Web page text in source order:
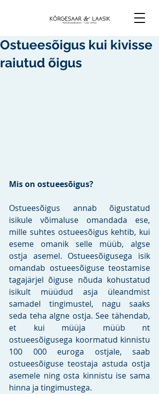
Ostueesõigus kui kivisse
raiutud õigus
Mis on ostueesõigus?
Ostueesõigus annab õigustatud
isikule võimaluse omandada ese,
mille suhtes ostueesõigus kehtib, kui
eseme omanik selle müüb, algse
ostja asemel. Ostueesõigusega isik
omandab ostueesõiguse teostamise
tagajärjel õiguse nõuda kohustatud
isikult müüdud asja üleandmist
samadel tingimustel, nagu saaks
seda teha algne ostja. See tähendab,
et kui müüja müüb nt
ostueesõigusega koormatud kinnistu
100 000 euroga ostjale, saab
ostueesõiguse teostaja astuda ostja
asemele ning osta kinnistu ise sama
hinna ja tingimustega.